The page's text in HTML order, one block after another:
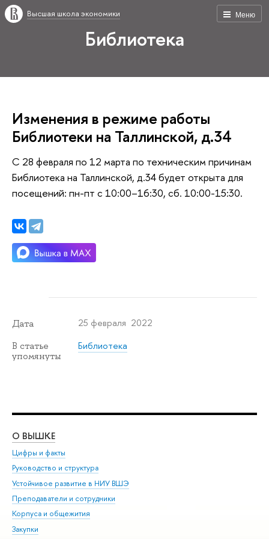
Меню
Высшая школа экономики
Библиотека
Изменения в режиме работы
Библиотеки на Таллинской, д.34
С 28 февраля по 12 марта по техническим причинам
Библиотека на Таллинской, д.34 будет открыта для
посещений: пн-пт с 10:00–16:30, сб. 10:00-15:30.
Дата 25 февраля 2022
В статье
упомянуты
Библиотека
О ВЫШКЕ
Цифры и факты
Руководство и структура
Устойчивое развитие в НИУ ВШЭ
Преподаватели и сотрудники
Корпуса и общежития
Закупки